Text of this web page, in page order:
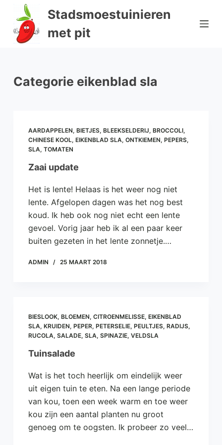
Stadsmoestuinieren
met pit
Categorie eikenblad sla
AARDAPPELEN, BIETJES, BLEEKSELDERIJ, BROCCOLI,
CHINESE KOOL, EIKENBLAD SLA, ONTKIEMEN, PEPERS,
SLA, TOMATEN
Zaai update
Het is lente! Helaas is het weer nog niet
lente. Afgelopen dagen was het nog best
koud. Ik heb ook nog niet echt een lente
gevoel. Vorig jaar heb ik al een paar keer
buiten gezeten in het lente zonnetje.…
ADMIN 25 MAART 2018
BIESLOOK, BLOEMEN, CITROENMELISSE, EIKENBLAD
SLA, KRUIDEN, PEPER, PETERSELIE, PEULTJES, RADIJS,
RUCOLA, SALADE, SLA, SPINAZIE, VELDSLA
Tuinsalade
Wat is het toch heerlijk om eindelijk weer
uit eigen tuin te eten. Na een lange periode
van kou, toen een week warm en toe weer
kou zijn een aantal planten nu groot
genoeg om te oogsten. Ik probeer zo veel…